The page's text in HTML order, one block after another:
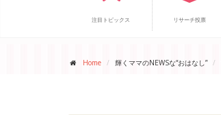
注目トピックス リサーチ投票
Home 輝くママのNEWSな“おはなし”